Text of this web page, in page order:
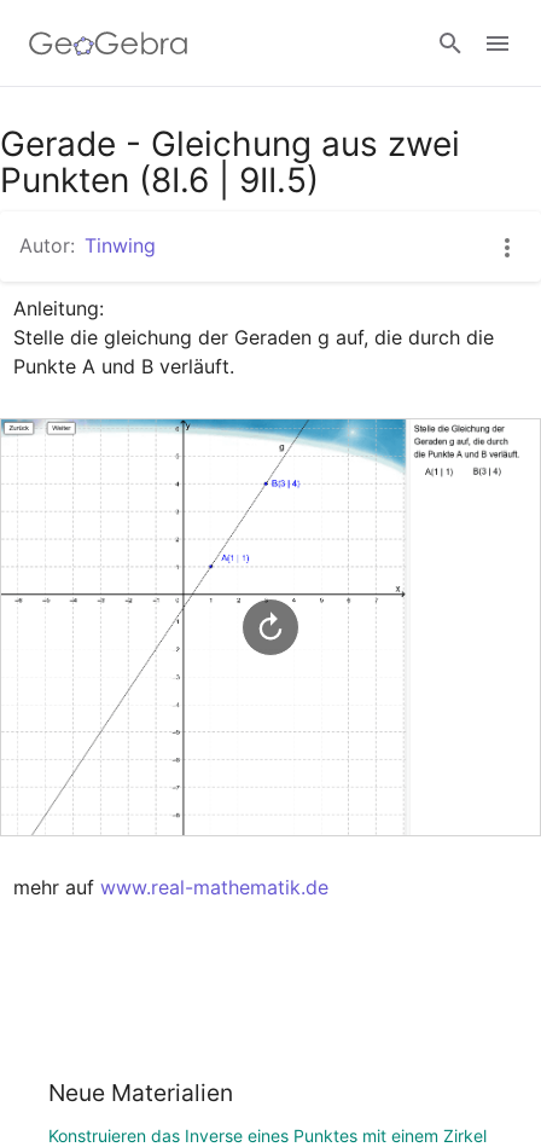
Google Classroom
Gerade - Gleichung aus zwei
Punkten (8I.6 | 9II.5)
Autor: Tinwing
Anleitung:
Stelle die gleichung der Geraden g auf, die durch die
Punkte A und B verläuft.
mehr auf www.real-mathematik.de
Neue Materialien
Konstruieren das Inverse eines Punktes mit einem Zirkel